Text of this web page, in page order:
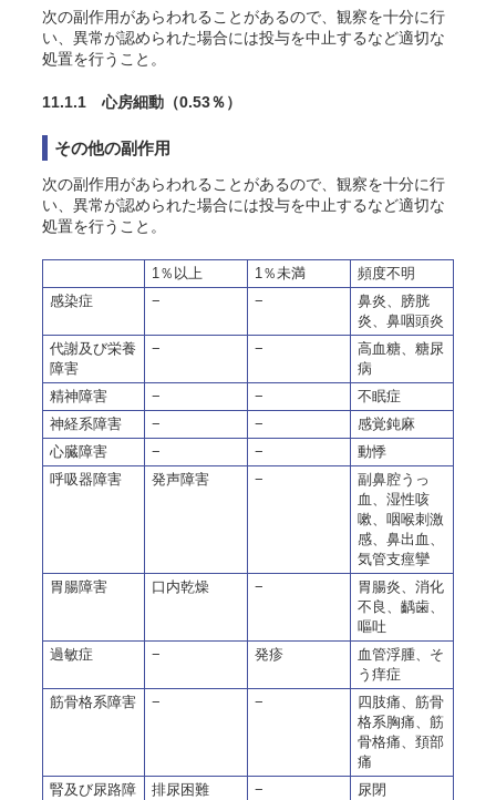
次の副作用があらわれることがあるので、観察を十分に行
い、異常が認められた場合には投与を中止するなど適切な
処置を行うこと。
11.1.1 心房細動（0.53％）
その他の副作用
次の副作用があらわれることがあるので、観察を十分に行
い、異常が認められた場合には投与を中止するなど適切な
処置を行うこと。
1％以上 1％未満
頻度不明
感染症
− −
鼻炎、膀胱
炎、鼻咽頭炎
代謝及び栄養
障害
− −
高血糖、糖尿
病
精神障害
− −
不眠症
神経系障害
− −
感覚鈍麻
心臓障害
− −
動悸
呼吸器障害
発声障害 −
副鼻腔うっ
血、湿性咳
嗽、咽喉刺激
感、鼻出血、
気管支痙攣
胃腸障害
口内乾燥 −
胃腸炎、消化
不良、齲歯、
嘔吐
過敏症
− 発疹
血管浮腫、そ
う痒症
筋骨格系障害
− −
四肢痛、筋骨
格系胸痛、筋
骨格痛、頚部
痛
腎及び尿路障
排尿困難 − 尿閉